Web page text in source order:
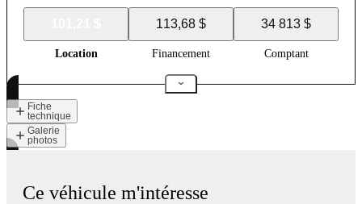
113,68 $ 34 813 $
Location Financement Comptant
Fiche
technique
Galerie
photos
Ce véhicule m'intéresse